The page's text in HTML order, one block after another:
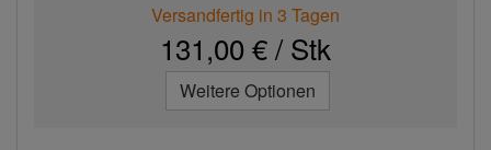
Versandfertig in 3 Tagen
131,00 € / Stk
Weitere Optionen